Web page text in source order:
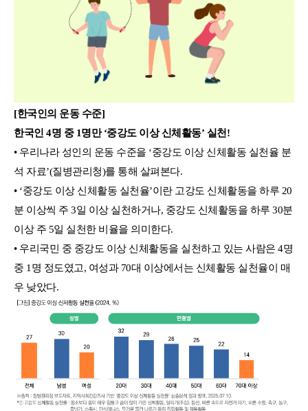
[한국인의 운동 수준]
한국인 4명 중 1명만 ‘중강도 이상 신체활동’ 실천!
• 우리나라 성인의 운동 수준을 ‘중강도 이상 신체활동 실천율 분
석 자료’(질병관리청)를 통해 살펴본다.
• ‘중강도 이상 신체활동 실천율’이란 고강도 신체활동을 하루 20
분 이상씩 주 3일 이상 실천하거나, 중강도 신체활동을 하루 30분
이상 주 5일 실천한 비율을 의미한다.
• 우리국민 중 중강도 이상 신체활동을 실천하고 있는 사람은 4명
중 1명 정도였고, 여성과 70대 이상에서는 신체활동 실천율이 매
우 낮았다.